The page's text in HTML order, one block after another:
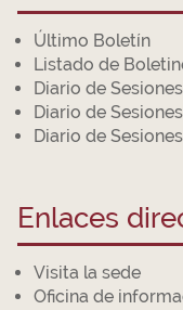
Último Boletín
Listado de
Diario de
Diario de
Diario de
Enlaces
Visita la sede
Oficina de